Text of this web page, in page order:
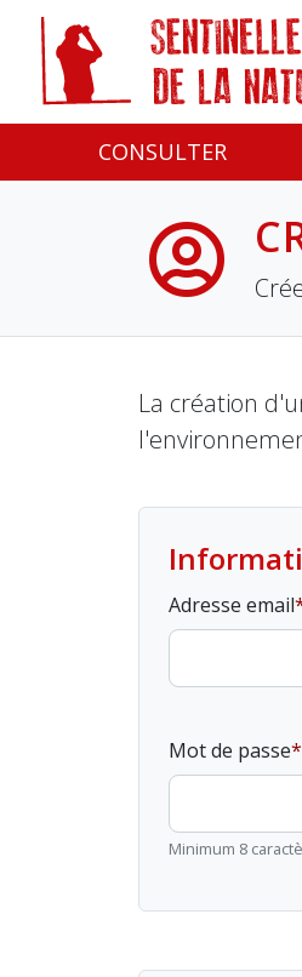
CONSULTER
La création
Adresse email
Mot de passe
Minimum 8
Panneau de gestion des cookies